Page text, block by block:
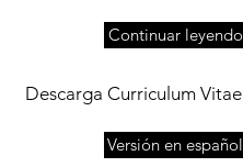
Continuar leyendo
Descarga Curriculum Vitae
Versión en español